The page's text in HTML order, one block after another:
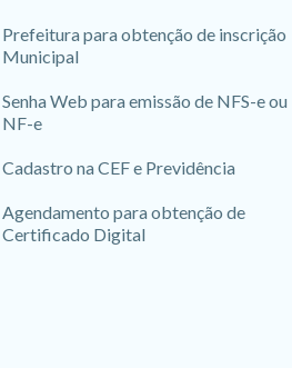
Prefeitura para obtenção de inscrição
Municipal
Senha Web para emissão de NFS-e ou
NF-e
Cadastro na CEF e Previdência
Agendamento para obtenção de
Certificado Digital